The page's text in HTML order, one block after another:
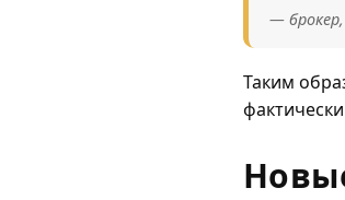
—
Таким